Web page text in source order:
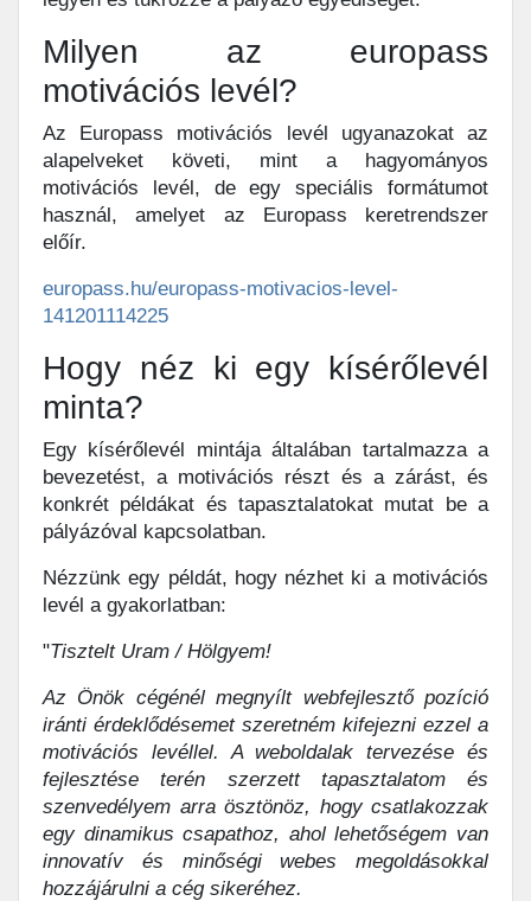
Milyen az europass
motivációs levél?
Az Europass motivációs levél ugyanazokat az
alapelveket követi, mint a hagyományos
motivációs levél, de egy speciális formátumot
használ, amelyet az Europass keretrendszer
előír.
europass.hu/europass-motivacios-level-
141201114225
Hogy néz ki egy kísérőlevél
minta?
Egy kísérőlevél mintája általában tartalmazza a
bevezetést, a motivációs részt és a zárást, és
konkrét példákat és tapasztalatokat mutat be a
pályázóval kapcsolatban.
Nézzünk egy példát, hogy nézhet ki a motivációs
levél a gyakorlatban:
"Tisztelt Uram / Hölgyem!
Az Önök cégénél megnyílt webfejlesztő pozíció
iránti érdeklődésemet szeretném kifejezni ezzel a
motivációs levéllel. A weboldalak tervezése és
fejlesztése terén szerzett tapasztalatom és
szenvedélyem arra ösztönöz, hogy csatlakozzak
egy dinamikus csapathoz, ahol lehetőségem van
innovatív és minőségi webes megoldásokkal
hozzájárulni a cég sikeréhez.